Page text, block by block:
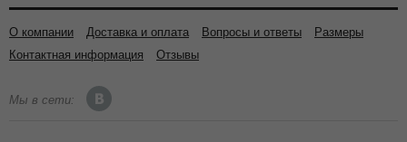
О компании Доставка и оплата Вопросы и ответы
Размеры
Контактная информация
Отзывы
Мы в сети: